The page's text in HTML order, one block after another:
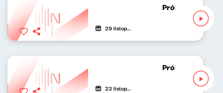
Próbny lot
29 listopada 2020
Próbny lot
23 listopada 2020